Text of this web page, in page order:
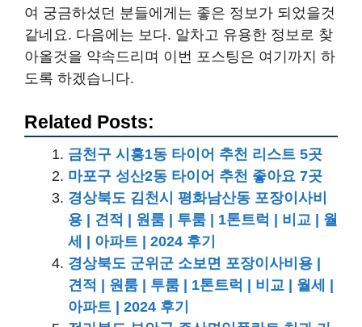
여 궁금하셨던 분들에게는 좋은 정보가 되었을것
같네요. 다음에는 보다. 알차고 유용한 정보로 찾
아올것을 약속드리며 이번 포스팅은 여기까지 하
도록 하겠습니다.
Related Posts:
금천구 시흥1동 타이어 추천 리스트 5곳
마포구 성산2동 타이어 추천 좋아요 7곳
경상북도 김천시 평화남산동 포장이사비
용 | 견적 | 원룸 | 투룸 | 1톤트럭 | 비교 | 월
세 | 아파트 | 2024 후기
경상북도 군위군 소보면 포장이사비용 |
견적 | 원룸 | 투룸 | 1톤트럭 | 비교 | 월세 |
아파트 | 2024 후기